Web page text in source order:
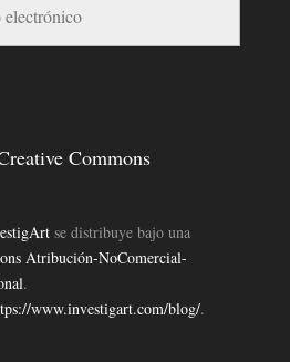
Commons
se distribuye bajo una
Atribución-NoComercial-
.
www.investigart.com/blog/.